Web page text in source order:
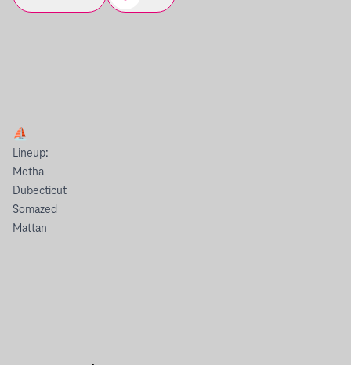
⛵
Lineup:
Metha
Dubecticut
Somazed
Mattan